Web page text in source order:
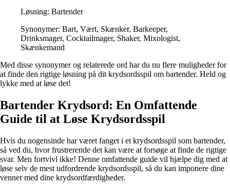
Løsning: Bartender
Synonymer: Bart, Vært, Skænker, Barkeeper,
Drinksmager, Cocktailmager, Shaker, Mixologist,
Skænkemand
Med disse synonymer og relaterede ord har du nu flere muligheder for
at finde den rigtige løsning på dit krydsordsspil om bartender. Held og
lykke med at løse det!
Bartender Krydsord: En Omfattende
Guide til at Løse Krydsordsspil
Hvis du nogensinde har været fanget i et krydsordsspil som bartender,
så ved du, hvor frustrerende det kan være at forsøge at finde de rigtige
svar. Men fortvivl ikke! Denne omfattende guide vil hjælpe dig med at
løse selv de mest udfordrende krydsordsspil, så du kan imponere dine
venner med dine krydsordfærdigheder.